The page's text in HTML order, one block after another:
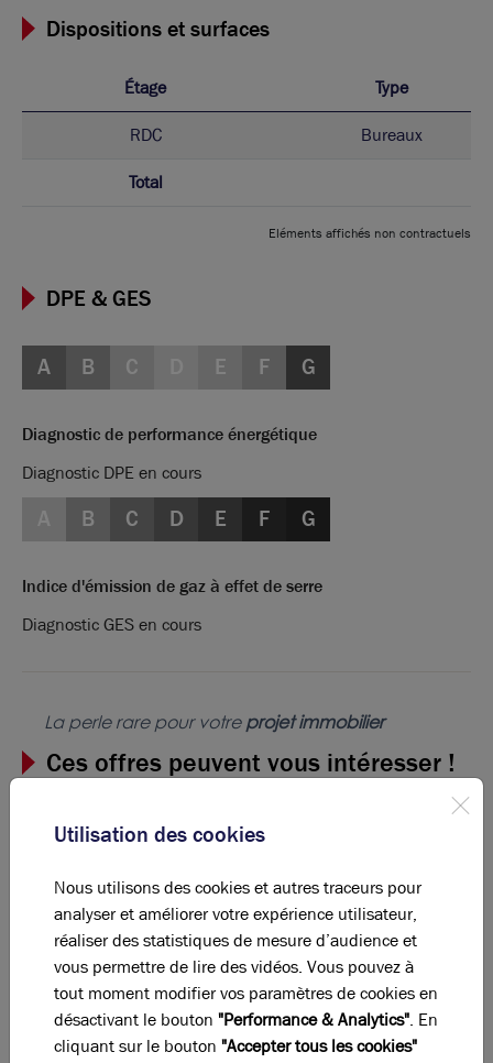
Dispositions et surfaces
Étage Type
RDC Bureaux
Total
Eléments affichés non contractuels
DPE & GES
A B C E F G
Diagnostic de performance énergétique
Diagnostic DPE en cours
B C D E F G
Indice d'émission de gaz à effet de serre
Diagnostic GES en cours
La perle rare pour votreprojet immobilier
Ces offres peuvent vous intéresser !
Utilisation des cookies
Nous utilisons des cookies et autres traceurs pour
analyser et améliorer votre expérience utilisateur,
réaliser des statistiques de mesure d’audience et
vous permettre de lire des vidéos. Vous pouvez à
tout moment modifier vos paramètres de cookies en
désactivant le bouton "Performance & Analytics". En
cliquant sur le bouton "Accepter tous les cookies"